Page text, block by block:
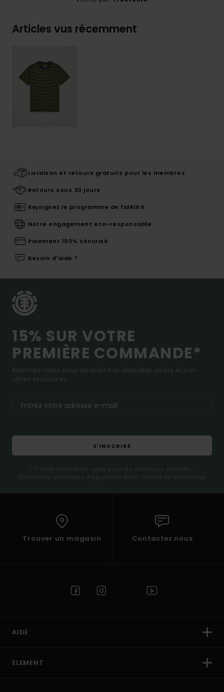
Articles vus récemment
Livraison et retours gratuits pour les membres
Retours sous 30 jours
Rejoignez le programme de fidélité
Notre engagement eco-responsable
Paiement 100% sécurisé
Besoin d'aide ?
15% SUR VOTRE
PREMIÈRE COMMANDE*
Abonnez-vous pour recevoir nos dernières actus et nos
offres exclusives.
S'INSCRIRE
(*) Offre valable en ligne pour les nouveaux inscrits -
Conditions détaillées disponibles dans l'email de bienvenue
Trouver un magasin Contactez nous
AIDE
ELEMENT